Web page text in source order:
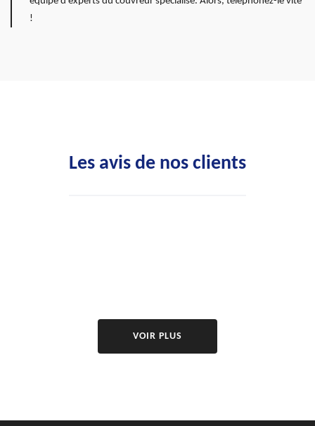
!
Les avis de nos clients
VOIR PLUS